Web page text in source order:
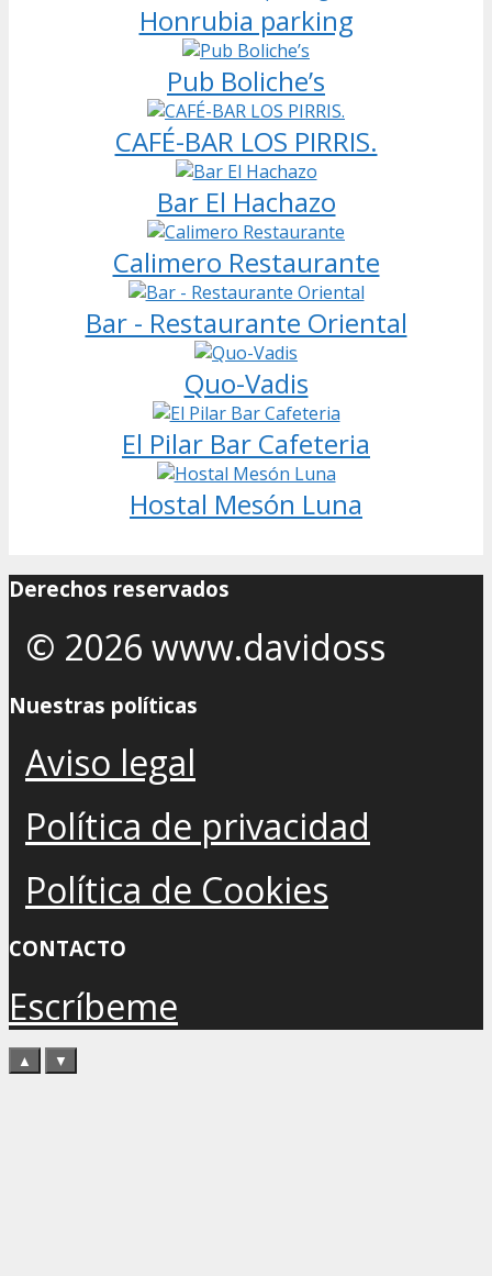
Honrubia parking
Pub Boliche’s
CAFÉ-BAR LOS PIRRIS.
Bar El Hachazo
Calimero Restaurante
Bar - Restaurante Oriental
Quo-Vadis
El Pilar Bar Cafeteria
Hostal Mesón Luna
Derechos reservados
© 2026 www.davidoss
Nuestras políticas
Aviso legal
Política de privacidad
Política de Cookies
CONTACTO
Escríbeme
▲ ▼